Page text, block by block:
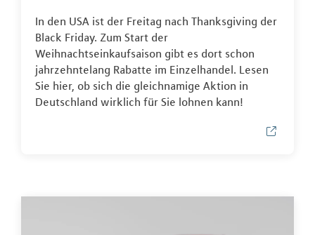
In den USA ist der Freitag nach Thanksgiving der
Black Friday. Zum Start der
Weihnachtseinkaufsaison gibt es dort schon
jahrzehntelang Rabatte im Einzelhandel. Lesen
Sie hier, ob sich die gleichnamige Aktion in
Deutschland wirklich für Sie lohnen kann!